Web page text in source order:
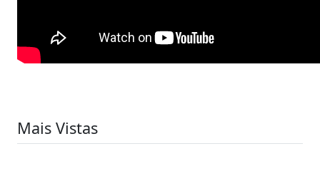
Mais Vistas